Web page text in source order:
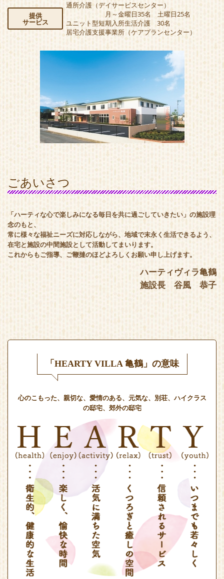
提供
サービス
通所介護（デイサービスセンター）
月～金曜日35名 土曜日25名
ユニット型短期入所生活介護 30名
居宅介護支援事業所（ケアプランセンター）
ごあいさつ
「ハーティな心で楽しみになる毎日を共に過ごしていきたい」の施設理
念のもと、
常に様々な福祉ニーズに対応しながら、地域で末永く生活できるよう、
在宅と施設の中間施設として活動してまいります。
これからもご指導、ご鞭撻のほどよろしくお願い申し上げます。
ハーティヴィラ亀鶴
施設長 谷風 恭子
「HEARTY VILLA 亀鶴」の意味
心のこもった、親切な、愛情のある、元気な、別荘、ハイクラス
の邸宅、郊外の邸宅